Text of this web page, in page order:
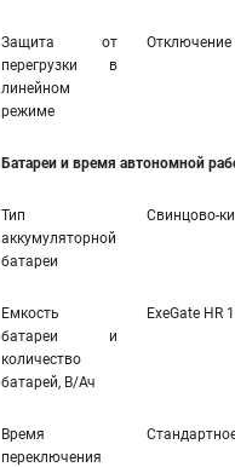
Защита от
перегрузки в
линейном
режиме
Отключение
Батареи и время автономной
Тип
аккумуляторной
батареи
Свинцово-
Емкость
батареи и
количество
батарей, В/Ач
ExeGate HR
Время
переключения